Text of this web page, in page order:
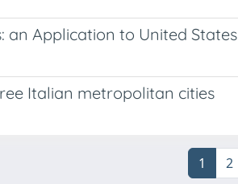
an Application to United States
Italian metropolitan cities
1 2